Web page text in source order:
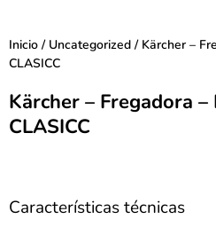
Inicio / Uncategorized / Kärcher –
CLASICC
Kärcher – Fregadora
CLASICC
Características técnicas